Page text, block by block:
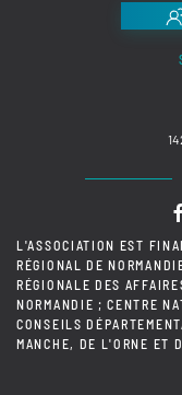
L'ASSOCIATION EST
RÉGIONAL DE
RÉGIONALE DES
NORMANDIE ; CENTRE
CONSEILS
MANCHE, DE L'ORNE ET